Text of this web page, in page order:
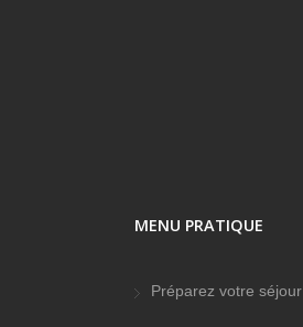
MENU PRATIQUE
Préparez votre séjour